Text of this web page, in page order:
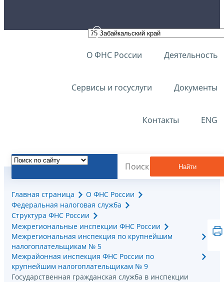
О ФНС России Деятельность
Сервисы и госуслуги Документы
Контакты ENG
Найти
Главная страница
О ФНС России
Федеральная налоговая служба
Структура ФНС России
Межрегиональные инспекции ФНС России
Межрегиональная инспекция по крупнейшим
налогоплательщикам № 5
Межрайонная инспекция ФНС России по
крупнейшим налогоплательщикам № 9
Государственная гражданская служба в инспекции